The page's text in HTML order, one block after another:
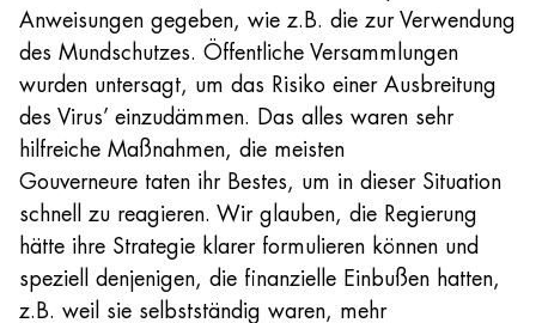
Anweisungen gegeben, wie z.B. die zur Verwendung
des Mundschutzes. Öffentliche Versammlungen
wurden untersagt, um das Risiko einer Ausbreitung
des Virus’ einzudämmen. Das alles waren sehr
hilfreiche Maßnahmen, die meisten
Gouverneure taten ihr Bestes, um in dieser Situation
schnell zu reagieren. Wir glauben, die Regierung
hätte ihre Strategie klarer formulieren können und
speziell denjenigen, die finanzielle Einbußen hatten,
z.B. weil sie selbstständig waren, mehr